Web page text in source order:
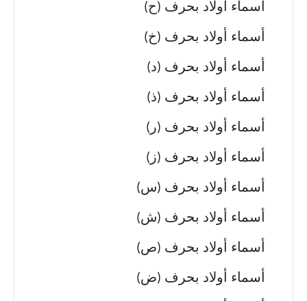
أسماء أولاد بحرف (ح)
أسماء أولاد بحرف (خ)
أسماء أولاد بحرف (د)
أسماء أولاد بحرف (ذ)
أسماء أولاد بحرف (ر)
أسماء أولاد بحرف (ز)
أسماء أولاد بحرف (س)
أسماء أولاد بحرف (ش)
أسماء أولاد بحرف (ص)
أسماء أولاد بحرف (ض)